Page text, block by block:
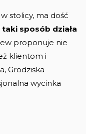
stolicy, ma dość
taki sposób działa
proponuje nie
klientom i
Grodziska
wycinka